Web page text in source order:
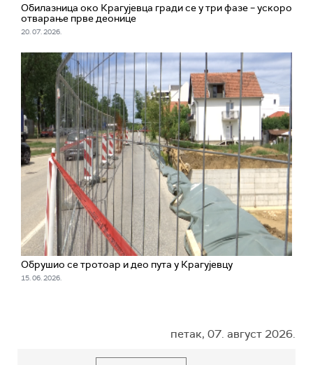
Обилазница око Крагујевца гради се у три фазе – ускоро
отварање прве деонице
20. 07. 2026.
Обрушио се тротоар и деo пута у Крагујевцу
15. 06. 2026.
петак, 07. август 2026.